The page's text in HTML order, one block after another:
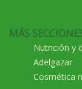
MÁS
Nutrición y
Adelgazar
Cosmética